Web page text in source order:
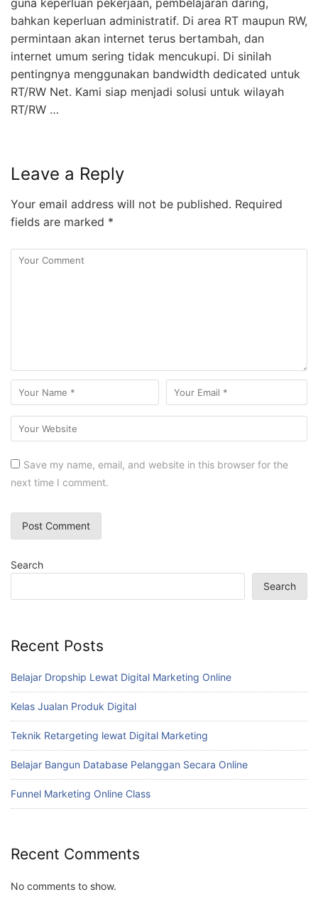
guna keperluan pekerjaan, pembelajaran daring,
bahkan keperluan administratif. Di area RT maupun RW,
permintaan akan internet terus bertambah, dan
internet umum sering tidak mencukupi. Di sinilah
pentingnya menggunakan bandwidth dedicated untuk
RT/RW Net. Kami siap menjadi solusi untuk wilayah
RT/RW …
Leave a Reply
Your email address will not be published. Required
fields are marked *
Save my name, email, and website in this browser for the
next time I comment.
Search
Search
Recent Posts
Belajar Dropship Lewat Digital Marketing Online
Kelas Jualan Produk Digital
Teknik Retargeting lewat Digital Marketing
Belajar Bangun Database Pelanggan Secara Online
Funnel Marketing Online Class
Recent Comments
No comments to show.